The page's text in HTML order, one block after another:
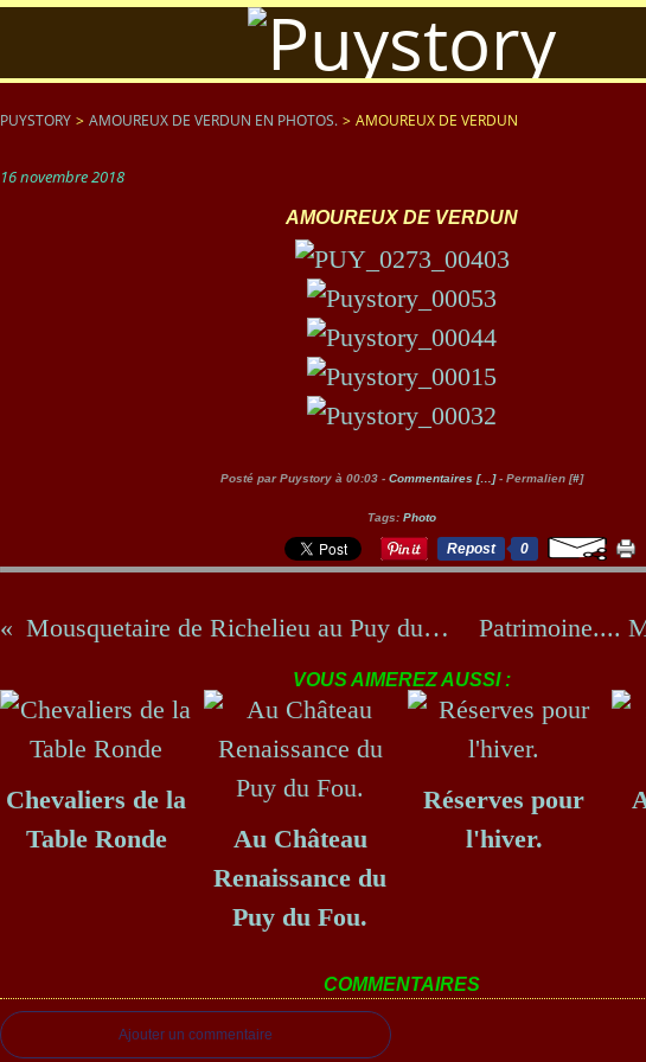
PUYSTORY > AMOUREUX DE VERDUN EN PHOTOS. > AMOUREUX DE VERDUN
16 novembre 2018
AMOUREUX DE VERDUN
Posté par Puystory à 00:03 - Commentaires [… ]- Permalien [#]
Tags: Photo
Repost 0
Mousquetaire de Richelieu au Puy du Fou.
VOUS AIMEREZ AUSSI :
Chevaliers de la
Table Ronde
Au Château
Renaissance du
Puy du Fou.
Réserves pour
l'hiver.
COMMENTAIRES
Ajouter un commentaire